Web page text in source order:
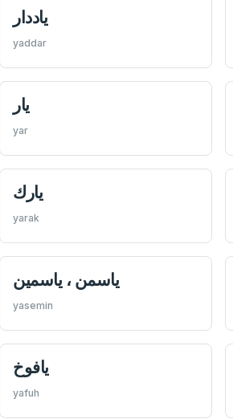
ياددار
yaddar
يار
yar
يارك
yarak
ياسمن ، یاسمين
yasemin
يافوخ
yafuh